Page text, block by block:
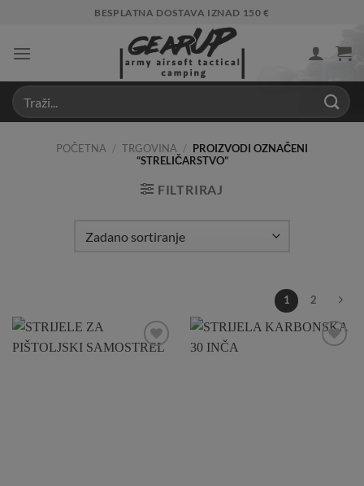
content
BESPLATNA DOSTAVA IZNAD 150 €
POČETNA / TRGOVINA / PROIZVODI OZNAČENI
“STRELIČARSTVO”
FILTRIRAJ
1 2